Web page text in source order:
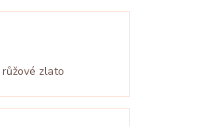
růžové zlato